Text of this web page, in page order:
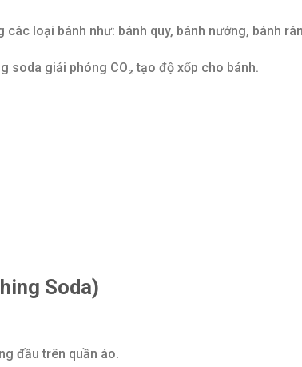
các loại bánh như: bánh quy, bánh nướng, bánh
soda giải phóng CO₂ tạo độ xốp cho bánh.
Soda)
đầu trên quần áo.